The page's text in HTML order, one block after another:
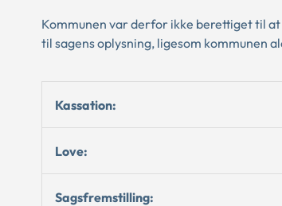
Kommunen var derfor ikke berettiget til
til sagens oplysning, ligesom kommunen
Kassation:
Love:
Sagsfremstilling: